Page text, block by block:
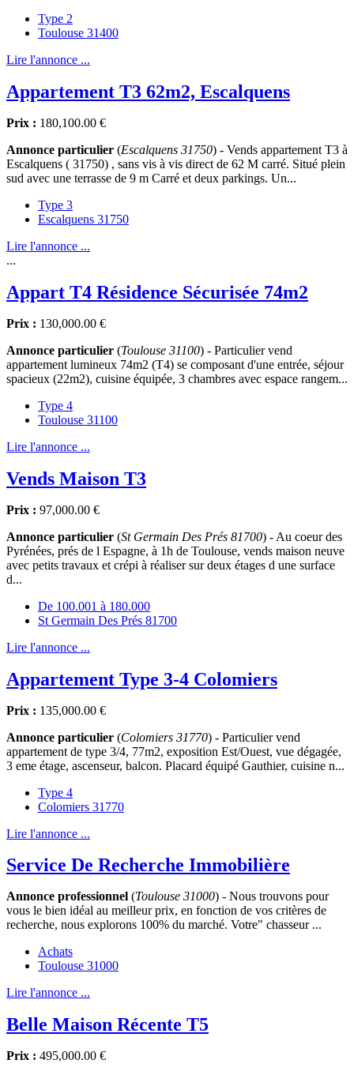
Type 2
Toulouse 31400
Lire l'annonce ...
Appartement T3 62m2, Escalquens
Prix : 180,100.00 €
Annonce particulier (Escalquens 31750) - Vends appartement T3 à
Escalquens ( 31750) , sans vis à vis direct de 62 M carré. Situé plein
sud avec une terrasse de 9 m Carré et deux parkings. Un...
Type 3
Escalquens 31750
Lire l'annonce ...
...
Appart T4 Résidence Sécurisée 74m2
Prix : 130,000.00 €
Annonce particulier (Toulouse 31100) - Particulier vend
appartement lumineux 74m2 (T4) se composant d'une entrée, séjour
spacieux (22m2), cuisine équipée, 3 chambres avec espace rangem...
Type 4
Toulouse 31100
Lire l'annonce ...
Vends Maison T3
Prix : 97,000.00 €
Annonce particulier (St Germain Des Prés 81700) - Au coeur des
Pyrénées, prés de l Espagne, à 1h de Toulouse, vends maison neuve
avec petits travaux et crépi à réaliser sur deux étages d une surface
d...
De 100.001 à 180.000
St Germain Des Prés 81700
Lire l'annonce ...
Appartement Type 3-4 Colomiers
Prix : 135,000.00 €
Annonce particulier (Colomiers 31770) - Particulier vend
appartement de type 3/4, 77m2, exposition Est/Ouest, vue dégagée,
3 eme étage, ascenseur, balcon. Placard équipé Gauthier, cuisine n...
Type 4
Colomiers 31770
Lire l'annonce ...
Service De Recherche Immobilière
Annonce professionnel (Toulouse 31000) - Nous trouvons pour
vous le bien idéal au meilleur prix, en fonction de vos critères de
recherche, nous explorons 100% du marché. Votre" chasseur ...
Achats
Toulouse 31000
Lire l'annonce ...
Belle Maison Récente T5
Prix : 495,000.00 €